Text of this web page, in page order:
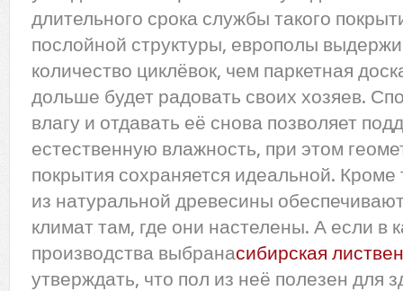
длительного срока службы такого
послойной структуры, европолы
количество циклёвок, чем паркетная
дольше будет радовать своих хозяев.
влагу и отдавать её снова позволяет
естественную влажность, при этом
покрытия сохраняется идеальной.
из натуральной древесины
климат там, где они настелены. А если в
производства выбранасибирская
утверждать, что пол из неё полезен для